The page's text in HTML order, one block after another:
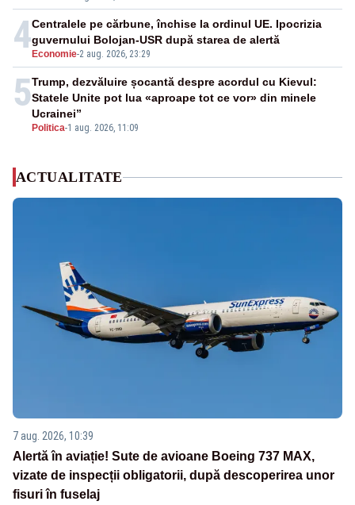
4 Economie-2 aug. 2026, 23:29
Centralele pe cărbune, închise la ordinul UE. Ipocrizia
guvernului Bolojan-USR după starea de alertă
5
Politica-1 aug. 2026, 11:09
Trump, dezvăluire șocantă despre acordul cu Kievul:
Statele Unite pot lua «aproape tot ce vor» din minele
Ucrainei”
ACTUALITATE
7 aug. 2026, 10:39
Alertă în aviație! Sute de avioane Boeing 737 MAX,
vizate de inspecții obligatorii, după descoperirea unor
fisuri în fuselaj